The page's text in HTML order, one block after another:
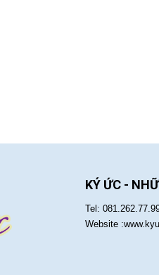
KÝ ỨC -
Tel:
Website